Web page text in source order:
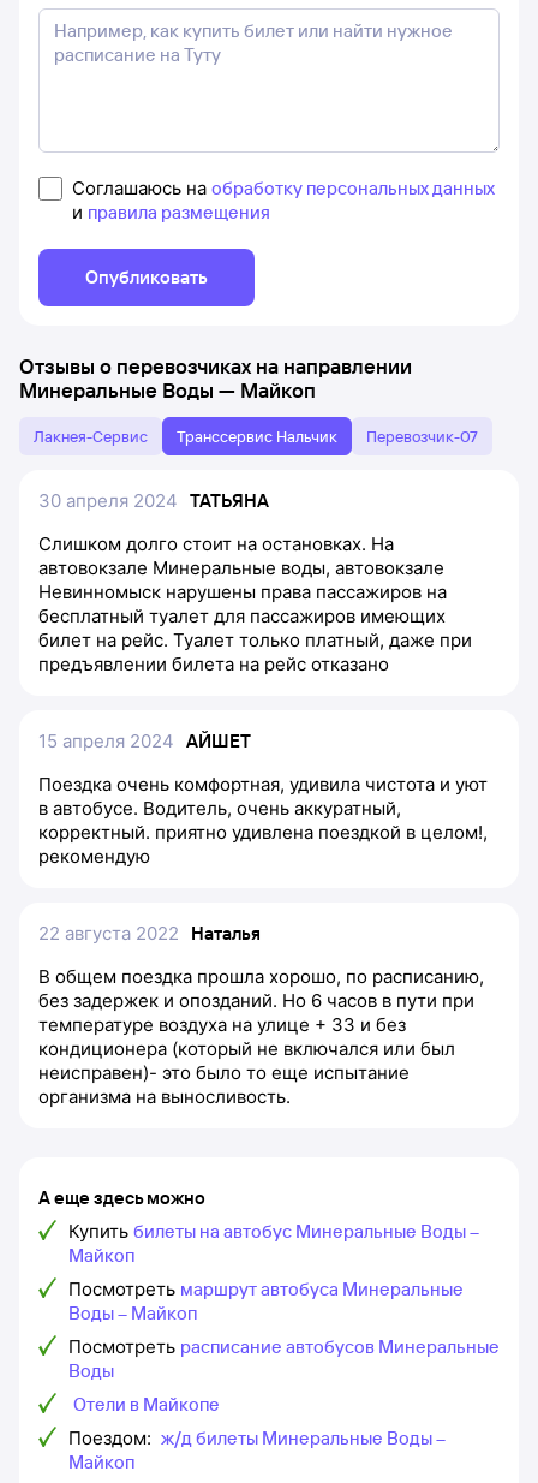
Соглашаюсь на обработку персональных данных
и правила размещения
Опубликовать
Отзывы о перевозчиках на направлении
Минеральные Воды — Майкоп
Лакнея-Сервис Транссервис Нальчик Перевозчик-07
30 апреля 2024 ТАТЬЯНА
Слишком долго стоит на остановках. На
автовокзале Минеральные воды, автовокзале
Невинномыск нарушены права пассажиров на
бесплатный туалет для пассажиров имеющих
билет на рейс. Туалет только платный, даже при
предъявлении билета на рейс отказано
15 апреля 2024 АЙШЕТ
Поездка очень комфортная, удивила чистота и уют
в автобусе. Водитель, очень аккуратный,
корректный. приятно удивлена поездкой в целом!,
рекомендую
22 августа 2022
Наталья
В общем поездка прошла хорошо, по расписанию,
без задержек и опозданий. Но 6 часов в пути при
температуре воздуха на улице + 33 и без
кондиционера (который не включался или был
неисправен)- это было то еще испытание
организма на выносливость.
А еще здесь можно
Купить билеты на автобус Минеральные Воды –
Майкоп
Посмотреть маршрут автобуса Минеральные
Воды – Майкоп
Посмотреть расписание автобусов Минеральные
Воды
Отели в Майкопе
Поездом: ж/д билеты Минеральные Воды –
Майкоп